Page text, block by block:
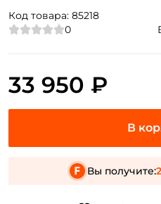
Код товара: 85218
0
33 950 ₽
Вы получите: